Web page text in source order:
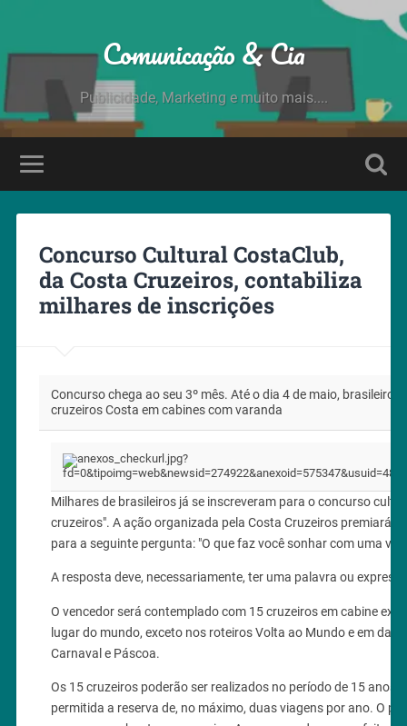
Comunicação & Cia
Publicidade, Marketing e muito mais....
Concurso Cultural CostaClub,
da Costa Cruzeiros, contabiliza
milhares de inscrições
Concurso chega ao seu 3º mês. Até o dia 4 de maio,
cruzeiros Costa em cabines com varanda
Milhares de brasileiros já se inscreveram para o concurso
cruzeiros". A ação organizada pela Costa Cruzeiros premiará
para a seguinte pergunta: "O que faz você sonhar com uma
A resposta deve, necessariamente, ter uma palavra ou
O vencedor será contemplado com 15 cruzeiros em cabine
lugar do mundo, exceto nos roteiros Volta ao Mundo e em
Carnaval e Páscoa.
Os 15 cruzeiros poderão ser realizados no período de 15 anos
permitida a reserva de, no máximo, duas viagens por ano. O